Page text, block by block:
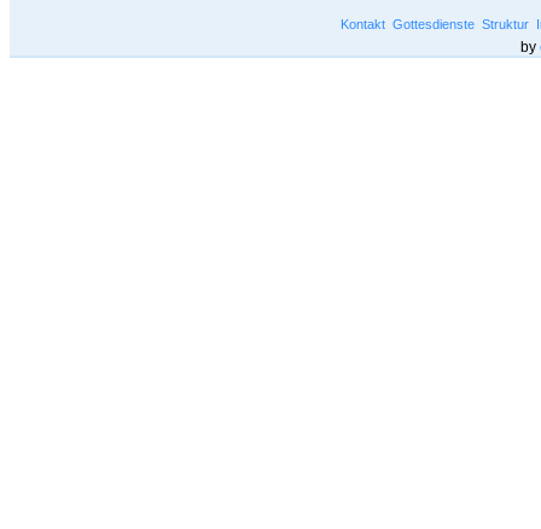
Kontakt Gottesdienste Struktur
by